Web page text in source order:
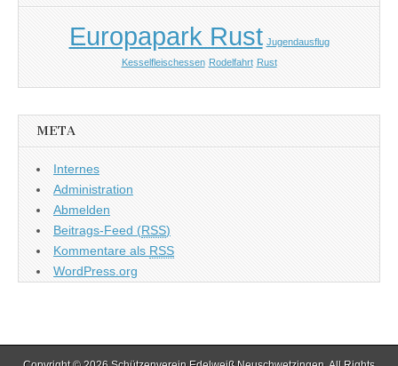
Europapark Rust Jugendausflug
Kesselfleischessen Rodelfahrt Rust
META
Internes
Administration
Abmelden
Beitrags-Feed (RSS)
Kommentare als RSS
WordPress.org